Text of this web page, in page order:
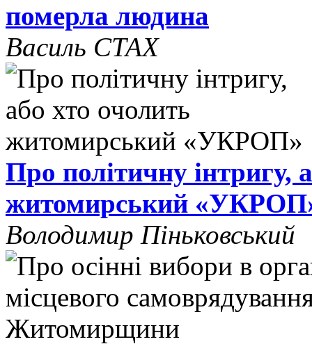
померла людина
Василь СТАХ
Про політичну інтригу,
житомирський
Володимир Піньковський